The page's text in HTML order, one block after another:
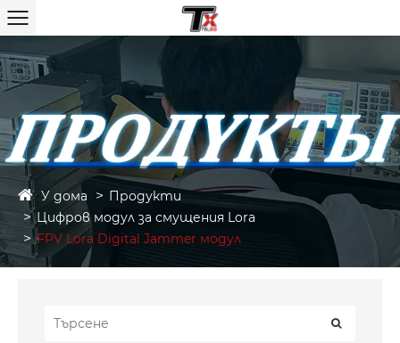
У дома
Продукти
Цифров модул за смущения Lora
FPV Lora Digital Jammer модул